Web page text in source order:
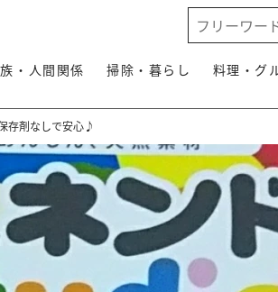
・人間関係 掃除・暮らし 料理・グ
存剤なしで安心♪